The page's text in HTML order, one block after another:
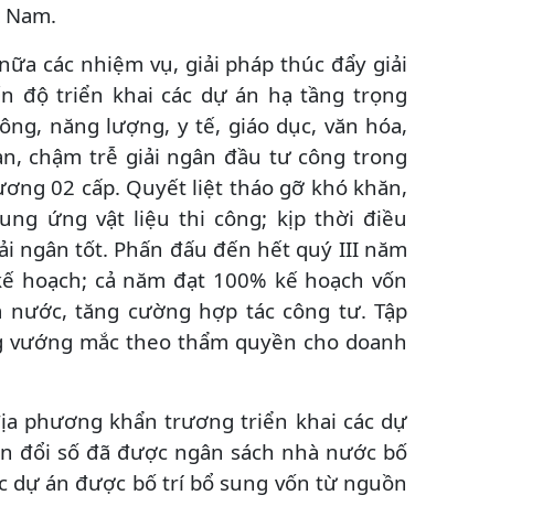
các nhiệm vụ, giải pháp thúc đẩy giải
độ triển khai các dự án hạ tầng trọng
năng lượng, y tế, giáo dục, văn hóa,
chậm trễ giải ngân đầu tư công trong
02 cấp. Quyết liệt tháo gỡ khó khăn,
ứng vật liệu thi công; kịp thời điều
ngân tốt. Phấn đấu đến hết quý III năm
cả năm đạt 100% kế hoạch vốn
tăng cường hợp tác công tư. Tập
mắc theo thẩm quyền cho doanh
phương khẩn trương triển khai các dự
đổi số đã được ngân sách nhà nước bố
dự án được bố trí bổ sung vốn từ nguồn